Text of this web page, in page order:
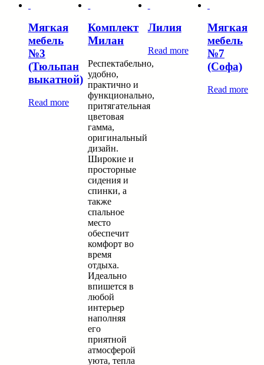
Мягкая
мебель
№3
(Тюльпан
выкатной)
Read more
Комплект
Милан
Респектабельно,
удобно,
практично и
функционально,
притягательная
цветовая
гамма,
оригинальный
дизайн.
Широкие и
просторные
сидения и
спинки, а
также
спальное
место
обеспечит
комфорт во
время
отдыха.
Идеально
впишется в
любой
интерьер
наполняя
его
приятной
атмосферой
уюта, тепла
Лилия
Read more
Мягкая
мебель
№7
(Софа)
Read more